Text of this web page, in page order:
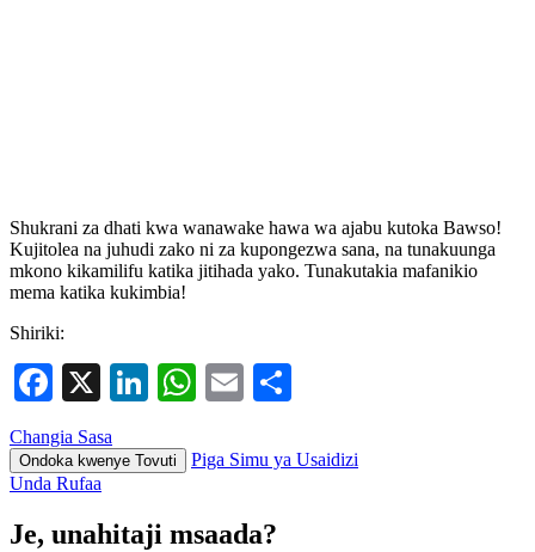
Shukrani za dhati kwa wanawake hawa wa ajabu kutoka Bawso!
Kujitolea na juhudi zako ni za kupongezwa sana, na tunakuunga
mkono kikamilifu katika jitihada yako. Tunakutakia mafanikio
mema katika kukimbia!
Shiriki:
Facebook
X LinkedIn
WhatsApp
Email
Changia Sasa
Ondoka kwenye Tovuti
Piga Simu ya Usaidizi
Unda Rufaa
Je, unahitaji msaada?